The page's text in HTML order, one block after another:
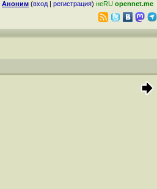
Аноним (вход | регистрация) неRU opennet.me